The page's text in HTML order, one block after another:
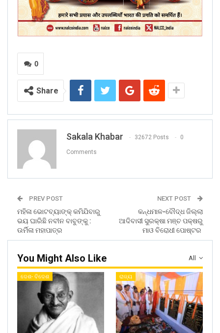
0
Share
Sakala Khabar 32672 Posts 0
Comments
PREV POST
ମହିଳା ଭୋଟବ୍ୟାଙ୍କ୍ କମିଯିବାରୁ
ଭୟ ଘାରିଛି ନବୀନ ବାବୁଙ୍କୁ :
ଉର୍ମିଳା ମହାପାତ୍ର
NEXT POST
କନ୍ଧମାଳ-ବୌଦ୍ଧ ଜିଲ୍ଲା
ଆଦିବାସୀ ସୁରକ୍ଷା ମଞ୍ଚ ପକ୍ଷରୁ
ମାଓ ବିରୋଧୀ ପୋଷ୍ଟର
All
You Might Also Like
ଦେଶ- ବିଦେଶ ରାଜ୍ୟ